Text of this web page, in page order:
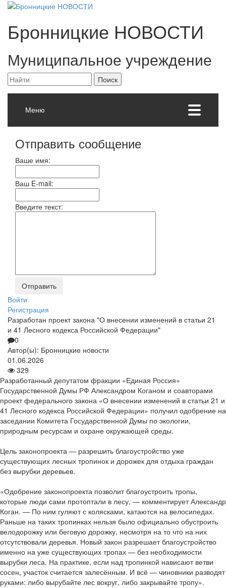
Бронницкие НОВОСТИ
Муниципальное учреждение
Меню
Отправить сообщение
Ваше имя:
Ваш E-mail:
Введите текст:
Войти
Регистрация
Разработан проект закона "О внесении изменений в статьи 21
и 41 Лесного кодекса Российской Федерации"
0
Автор(ы): Бронницкие новости
01.06.2026
329
Разработанный депутатом фракции «Единая Россия»
Государственной Думы РФ Александром Коганом и соавторами
проект федерального закона «О внесении изменений в статьи 21 и
41 Лесного кодекса Российской Федерации» получил одобрение на
заседании Комитета Государственной Думы по экологии,
природным ресурсам и охране окружающей среды.
Цель законопроекта — разрешить благоустройство уже
существующих лесных тропинок и дорожек для отдыха граждан
без вырубки деревьев.
«Одобрение законопроекта позволит благоустроить тропы,
которые люди сами протоптали в лесу, — комментирует Александр
Коган. — По ним гуляют с колясками, катаются на велосипедах.
Раньше на таких тропинках нельзя было официально обустроить
велодорожку или беговую дорожку, несмотря на то что на них
отсутствовали деревья. Новый закон разрешает благоустройство
именно на уже существующих тропах — без необходимости
вырубки леса. На практике, если над тропинкой нависают ветви
сосен, участок считается залесённым. И всё — чиновники разводят
руками: либо вырубайте лес вокруг, либо закрывайте тропу».